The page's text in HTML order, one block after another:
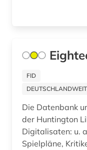
bibel (6)
FID
Die Datenbank umfasst: Die
der Huntington
Digitalisaten: u.
Spielpläne,